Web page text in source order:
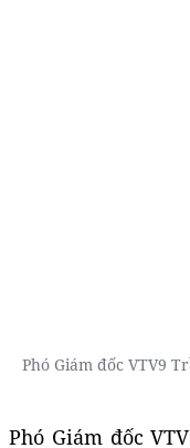
Phó Giám đốc VTV9
Phó Giám đốc